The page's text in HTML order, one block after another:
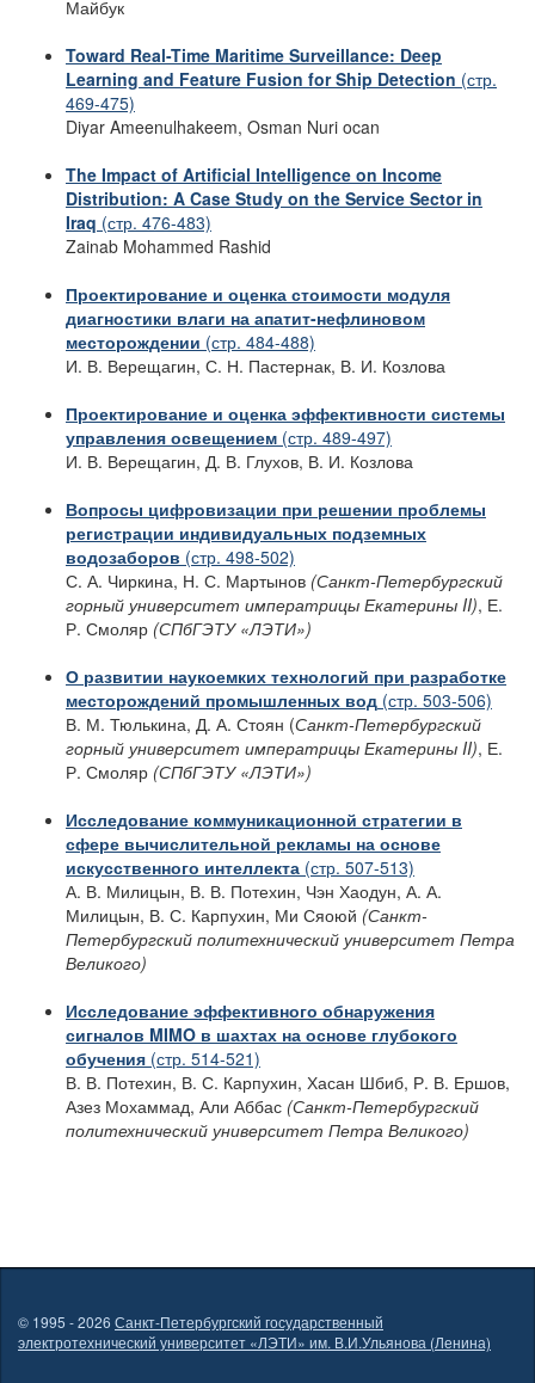
Майбук
Toward Real-Time Maritime Surveillance: Deep
Learning and Feature Fusion for Ship Detection (стр.
469-475)
Diyar Ameenulhakeem, Osman Nuri ocan
The Impact of Artificial Intelligence on Income
Distribution: A Case Study on the Service Sector in
Iraq (стр. 476-483)
Zainab Mohammed Rashid
Проектирование и оценка стоимости модуля
диагностики влаги на апатит-нефлиновом
месторождении (стр. 484-488)
И. В. Верещагин, С. Н. Пастернак, В. И. Козлова
Проектирование и оценка эффективности системы
управления освещением (стр. 489-497)
И. В. Верещагин, Д. В. Глухов, В. И. Козлова
Вопросы цифровизации при решении проблемы
регистрации индивидуальных подземных
водозаборов (стр. 498-502)
С. А. Чиркина, Н. С. Мартынов (Санкт-Петербургский
горный университет императрицы Екатерины II), Е.
Р. Смоляр (СПбГЭТУ «ЛЭТИ»)
О развитии наукоемких технологий при разработке
месторождений промышленных вод (стр. 503-506)
В. М. Тюлькина, Д. А. Стоян (Санкт-Петербургский
горный университет императрицы Екатерины II), Е.
Р. Смоляр (СПбГЭТУ «ЛЭТИ»)
Исследование коммуникационной стратегии в
сфере вычислительной рекламы на основе
искусственного интеллекта (стр. 507-513)
А. В. Милицын, В. В. Потехин, Чэн Хаодун, А. А.
Милицын, В. С. Карпухин, Ми Сяоюй (Санкт-
Петербургский политехнический университет Петра
Великого)
Исследование эффективного обнаружения
сигналов MIMO в шахтах на основе глубокого
обучения (стр. 514-521)
В. В. Потехин, В. С. Карпухин, Хасан Шбиб, Р. В. Ершов,
Азез Мохаммад, Али Аббас (Санкт-Петербургский
политехнический университет Петра Великого)
© 1995 - 2026 Санкт-Петербургский государственный
электротехнический университет «ЛЭТИ» им. В.И.Ульянова (Ленина)